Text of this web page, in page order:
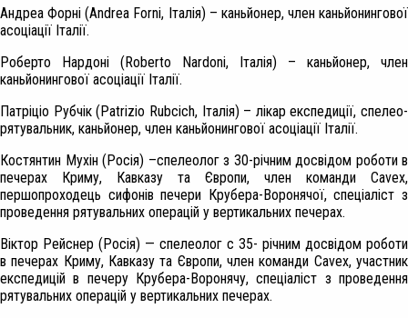
Андреа Форні (Andrea Forni, Італія) – каньйонер, член каньйонингової
асоціації Італії.
Роберто Нардоні (Roberto Nardoni, Італія)
– каньйонер, член
каньйонингової асоціації Італії.
Патріціо Рубчік (Patrizio Rubcich, Італія) – лікар експедиції, спелео-
рятувальник, каньйонер, член каньйонингової асоціації Італії.
Костянтин Мухін (Росія) –спелеолог з 30-річним досвідом роботи в
печерах Криму, Кавказу та Європи, член команди Cavex,
першопроходець сифонів печери Крубера-Воронячої, спеціаліст з
проведення рятувальних операцій у вертикальних печерах.
Віктор Рейснер (Росія) — спелеолог с 35- річним досвідом роботи
в печерах Криму, Кавказу та Європи, член команди Cavex, участник
експедицій в печеру Крубера-Воронячу, спеціаліст з проведення
рятувальних операцій у вертикальних печерах.